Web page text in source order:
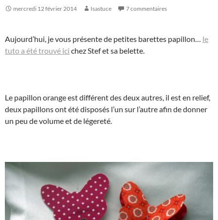
mercredi 12 février 2014 Isastuce 7 commentaires
Aujourd’hui, je vous présente de petites barettes papillon… le
tuto a été trouvé ici chez Stef et sa belette.
Le papillon orange est différent des deux autres, il est en relief,
deux papillons ont été disposés l’un sur l’autre afin de donner
un peu de volume et de légereté.